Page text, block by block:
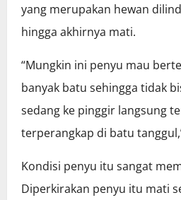
yang merupakan hewan
hingga akhirnya mati.
“Mungkin ini penyu mau
banyak batu sehingga tidak
sedang ke pinggir langsung
terperangkap di batu
Kondisi penyu itu sangat
Diperkirakan penyu itu mati